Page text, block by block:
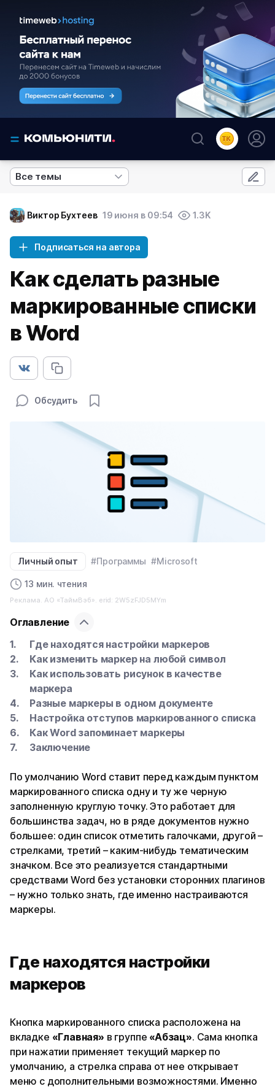
Все темы
Виктор Бухтеев 19 июня в 09:54 1.3K
Подписаться на автора
Как сделать разные
маркированные списки
в Word
Обсудить
Личный опыт #Программы #Microsoft
13 мин. чтения
Реклама. АО «ТаймВэб». erid: 2W5zFJD5MYm
Оглавление
Где находятся настройки маркеров
Как изменить маркер на любой символ
Как использовать рисунок в качестве
маркера
Разные маркеры в одном документе
Настройка отступов маркированного списка
Как Word запоминает маркеры
Заключение
По умолчанию Word ставит перед каждым пунктом
маркированного списка одну и ту же черную
заполненную круглую точку. Это работает для
большинства задач, но в ряде документов нужно
большее: один список отметить галочками, другой –
стрелками, третий – каким-нибудь тематическим
значком. Все это реализуется стандартными
средствами Word без установки сторонних плагинов
– нужно только знать, где именно настраиваются
маркеры.
Где находятся настройки
маркеров
Кнопка маркированного списка расположена на
вкладке «Главная» в группе «Абзац». Сама кнопка
при нажатии применяет текущий маркер по
умолчанию, а стрелка справа от нее открывает
меню с дополнительными возможностями. Именно